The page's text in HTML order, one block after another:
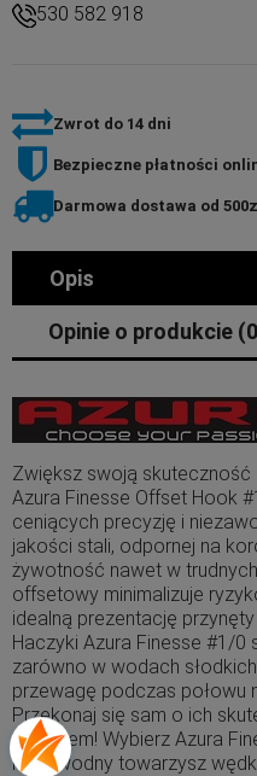
530 582 918
Zwrot do 14 dni
Bezpieczne płatności
Darmowa dostawa od
Opis
Opinie o produkcie
Zwiększ swoją
Azura Finesse Offset Hook
ceniących precyzję i
jakości stali, odpornej na
żywotność nawet w
offsetowy minimalizuje
idealną prezentację
Haczyki Azura Finesse #1/0
zarówno w wodach
przewagę podczas połowu
Przekonaj się sam o ich
połowem! Wybierz Azura
niezawodny towarzysz